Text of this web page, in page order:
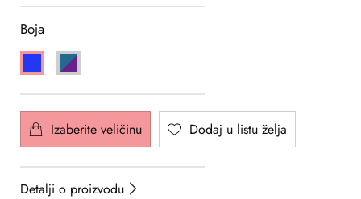
Boja
Izaberite veličinu Dodaj u listu želja
Detalji o proizvodu